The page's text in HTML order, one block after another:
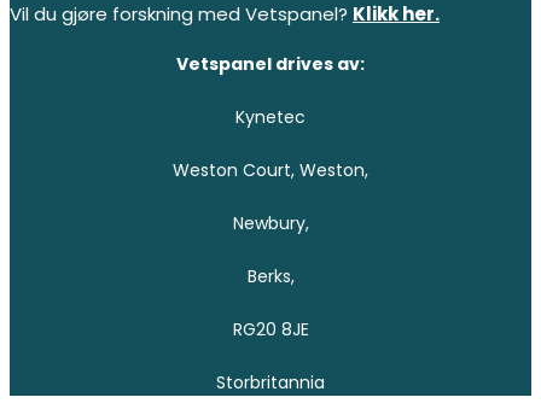
Vil du gjøre forskning med Vetspanel? Klikk her.
Vetspanel drives av:
Kynetec
Weston Court, Weston,
Newbury,
Berks,
RG20 8JE
Storbritannia